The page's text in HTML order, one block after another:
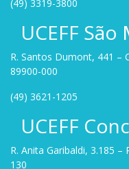
(49) 3319-3800
UCEFF
R. Santos Dumont, 441 –
89900-000
(49) 3621-1205
UCEFF
R. Anita Garibaldi, 3.185 –
130